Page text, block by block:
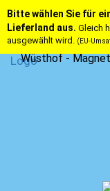
Bitte wählen Sie für
Lieferland aus. Gleich
ausgewählt wird. (EU-
Wüsthof -